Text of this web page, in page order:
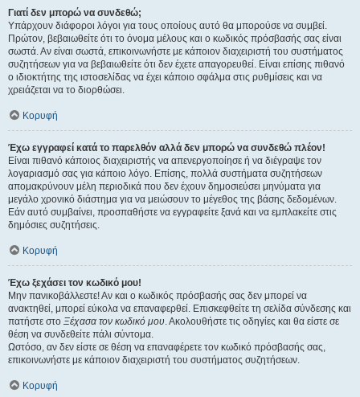
Γιατί δεν μπορώ να συνδεθώ;
Υπάρχουν διάφοροι λόγοι για τους οποίους αυτό θα μπορούσε να συμβεί.
Πρώτον, βεβαιωθείτε ότι το όνομα μέλους και ο κωδικός πρόσβασής σας είναι
σωστά. Αν είναι σωστά, επικοινωνήστε με κάποιον διαχειριστή του συστήματος
συζητήσεων για να βεβαιωθείτε ότι δεν έχετε απαγορευθεί. Είναι επίσης πιθανό
ο ιδιοκτήτης της ιστοσελίδας να έχει κάποιο σφάλμα στις ρυθμίσεις και να
χρειάζεται να το διορθώσει.
Κορυφή
Έχω εγγραφεί κατά το παρελθόν αλλά δεν μπορώ να συνδεθώ πλέον!
Είναι πιθανό κάποιος διαχειριστής να απενεργοποίησε ή να διέγραψε τον
λογαριασμό σας για κάποιο λόγο. Επίσης, πολλά συστήματα συζητήσεων
απομακρύνουν μέλη περιοδικά που δεν έχουν δημοσιεύσει μηνύματα για
μεγάλο χρονικό διάστημα για να μειώσουν το μέγεθος της βάσης δεδομένων.
Εάν αυτό συμβαίνει, προσπαθήστε να εγγραφείτε ξανά και να εμπλακείτε στις
δημόσιες συζητήσεις.
Κορυφή
Έχω ξεχάσει τον κωδικό μου!
Μην πανικοβάλλεστε! Αν και ο κωδικός πρόσβασής σας δεν μπορεί να
ανακτηθεί, μπορεί εύκολα να επαναφερθεί. Επισκεφθείτε τη σελίδα σύνδεσης και
πατήστε στο Ξέχασα τον κωδικό μου. Ακολουθήστε τις οδηγίες και θα είστε σε
θέση να συνδεθείτε πάλι σύντομα.
Ωστόσο, αν δεν είστε σε θέση να επαναφέρετε τον κωδικό πρόσβασής σας,
επικοινωνήστε με κάποιον διαχειριστή του συστήματος συζητήσεων.
Κορυφή